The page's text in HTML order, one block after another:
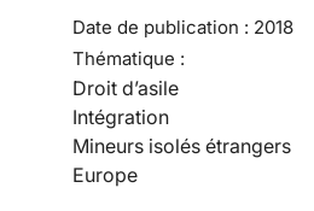
Date de publication : 2018
Thématique :
Droit d’asile
Intégration
Mineurs isolés étrangers
Europe